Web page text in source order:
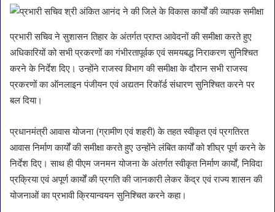
प्रभारी सचिव ने सुशासन तिहार के अंतर्गत प्राप्त आवेदनों की समीक्षा करते हुए
अधिकारियों को सभी प्रकरणों का गंभीरतापूर्वक एवं समयबद्ध निराकरण सुनिश्चित
करने के निर्देश दिए। उन्होंने राजस्व विभाग की समीक्षा के दौरान सभी राजस्व
प्रकरणों का ऑनलाइन पंजीयन एवं अद्यतन रिकॉर्ड संधारण सुनिश्चित करने पर
बल दिया।
प्रधानमंत्री आवास योजना (ग्रामीण एवं शहरी) के तहत स्वीकृत एवं प्रगतिरत
आवास निर्माण कार्यों की समीक्षा करते हुए उन्होंने लंबित कार्यों को शीघ्र पूर्ण करने के
निर्देश दिए। साथ ही पीएम जनमन योजना के अंतर्गत स्वीकृत निर्माण कार्यों, निविदा
प्रक्रिया एवं अपूर्ण कार्यों की प्रगति की जानकारी लेकर केंद्र एवं राज्य शासन की
योजनाओं का प्रभावी क्रियान्वयन सुनिश्चित करने कहा।